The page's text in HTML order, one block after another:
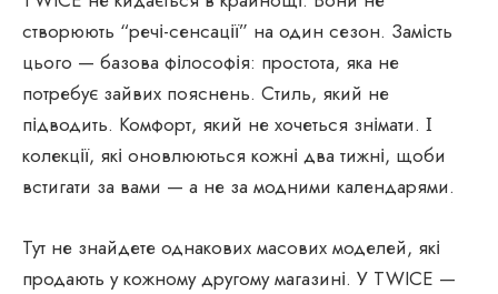
створюють “речі-сенсації” на один сезон. Замість
цього — базова філософія: простота, яка не
потребує зайвих пояснень. Стиль, який не
підводить. Комфорт, який не хочеться знімати. І
колекції, які оновлюються кожні два тижні, щоби
встигати за вами — а не за модними календарями.
Тут не знайдете однакових масових моделей, які
продають у кожному другому магазині. У TWICE —